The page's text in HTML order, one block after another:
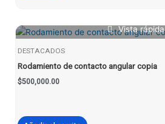
Vista rápida
DESTACADOS
Rodamiento de contacto angular copia
$500,000.00